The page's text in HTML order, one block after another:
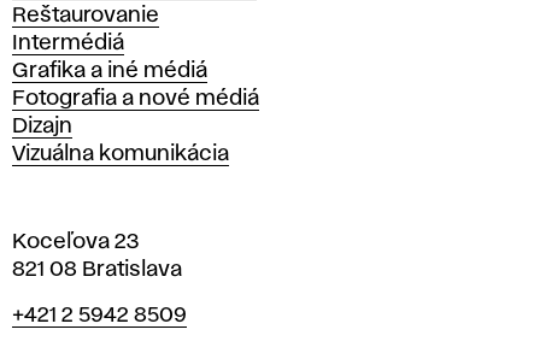
Reštaurovanie
Intermédiá
Grafika a iné médiá
Fotografia a nové médiá
Dizajn
Vizuálna komunikácia
Koceľova 23
821 08 Bratislava
Telefón
+421 2 5942 8509